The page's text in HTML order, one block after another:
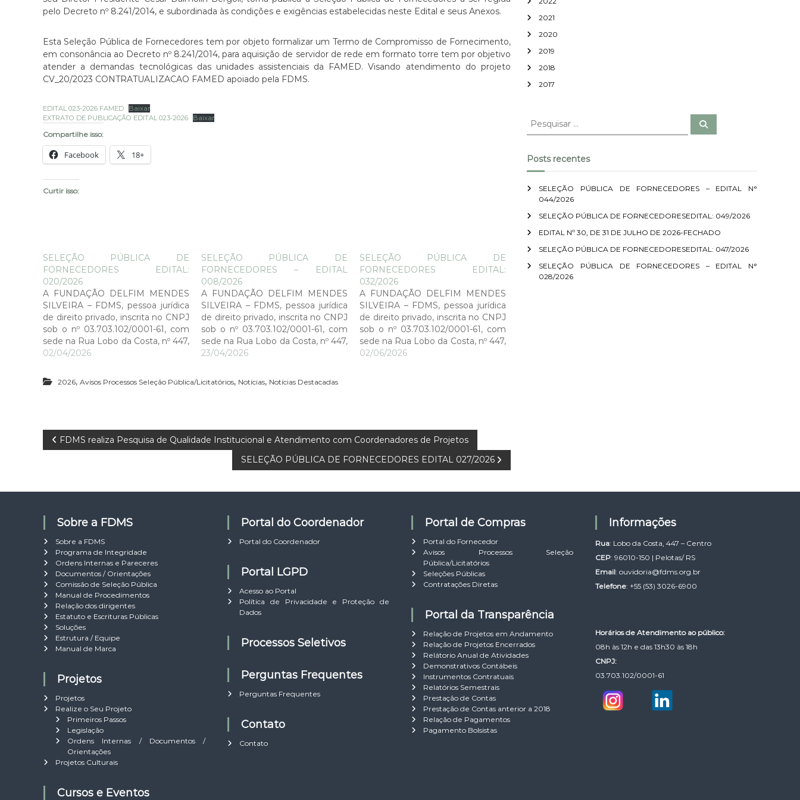
N
E
S
S
I
V
E
I
R
A
L
V
E
R
A
pelo Decreto nº 8.241/2014, e subordinada às condições e exigências estabelecidas neste Edital e seus Anexos.
Esta Seleção Pública de Fornecedores tem por objeto formalizar um Termo de Compromisso de Fornecimento,
em consonância ao Decreto nº 8.241/2014, para aquisição de servidor de rede em formato torre tem por objetivo
atender a demandas tecnológicas das unidades assistenciais da FAMED. Visando atendimento do projeto
CV_20/2023 CONTRATUALIZACAO FAMED apoiado pela FDMS.
EDITAL 023-2026 FAMED
Baixar
EXTRATO DE PUBLICAÇÃO EDITAL 023-2026
Baixar
Compartilhe isso:
Facebook 18+
Curtir isso:
SELEÇÃO PÚBLICA DE
FORNECEDORES EDITAL:
020/2026
A FUNDAÇÃO DELFIM MENDES
SILVEIRA – FDMS, pessoa jurídica
de direito privado, inscrita no CNPJ
sob o nº 03.703.102/0001-61, com
sede na Rua Lobo da Costa, nº 447,
Centro, CEP: 96.010-50,
Diretor Presidente César Dalmolin
Bergoli, torna pública a Seleção
02/04/2026
SELEÇÃO PÚBLICA DE
FORNECEDORES – EDITAL
008/2026
A FUNDAÇÃO DELFIM MENDES
SILVEIRA – FDMS, pessoa jurídica
de direito privado, inscrita no CNPJ
sob o nº 03.703.102/0001-61, com
sede na Rua Lobo da Costa, nº 447,
Centro, CEP: 96.010-50,
Bergoli, torna pública a Seleção
23/04/2026
SELEÇÃO PÚBLICA DE
FORNECEDORES EDITAL:
032/2026
A FUNDAÇÃO DELFIM MENDES
SILVEIRA – FDMS, pessoa jurídica
de direito privado, inscrita no CNPJ
sob o nº 03.703.102/0001-61, com
sede na Rua Lobo da Costa, nº 447,
Centro, CEP: 96.010-50,
02/06/2026
2026, Avisos Processos Seleção Pública/Licitatórios, Notícias, Notícias Destacadas
N
v
e
g
a
ç
ã
o
d
e
o
s
FDMS realiza Pesquisa de Qualidade Institucional e Atendimento com Coordenadores de Projetos
SELEÇÃO PÚBLICA DE FORNECEDORES EDITAL 027/2026
2021
2020
2019
2018
2017
P
q
u
s
r
p
o
:
P
s
r
Posts recentes
SELEÇÃO PÚBLICA DE FORNECEDORES – EDITAL N°
044/2026
SELEÇÃO PÚBLICA DE FORNECEDORESEDITAL: 049/2026
EDITAL Nº 30, DE 31 DE JULHO DE 2026-FECHADO
SELEÇÃO PÚBLICA DE FORNECEDORESEDITAL: 047/2026
SELEÇÃO PÚBLICA DE FORNECEDORES – EDITAL N°
028/2026
Sobre a FDMS
Sobre a FDMS
Programa de Integridade
Ordens Internas e Pareceres
Documentos / Orientações
Comissão de Seleção Pública
Manual de Procedimentos
Relação dos dirigentes
Estatuto e Escrituras Públicas
Soluções
Estrutura / Equipe
Manual de Marca
Projetos
Projetos
Realize o Seu Projeto
Primeiros Passos
Legislação
Ordens Internas / Documentos /
Orientações
Projetos Culturais
Cursos e Eventos
Portal do Coordenador
Portal do Coordenador
Portal LGPD
Acesso ao Portal
Política de Privacidade e Proteção de
Dados
Processos Seletivos
Perguntas Frequentes
Perguntas Frequentes
Contato
Contato
Portal de Compras
Portal do Fornecedor
Avisos Processos Seleção
Pública/Licitatórios
Seleções Públicas
Contratações Diretas
Portal da Transparência
Relação de Projetos em Andamento
Relação de Projetos Encerrados
Relátorio Anual de Atividades
Demonstrativos Contábeis
Instrumentos Contratuais
Relatórios Semestrais
Prestação de Contas
Prestação de Contas anterior a 2018
Relação de Pagamentos
Pagamento Bolsistas
Informações
Rua: Lobo da Costa, 447 – Centro
CEP: 96010-150 | Pelotas/ RS
Email:ouvidoria@fdms.org.br
Telefone: +55 (53) 3026-6900
Horários de Atendimento ao público:
08h às 12h e das 13h30 às 18h
CNPJ:
03.703.102/0001-61